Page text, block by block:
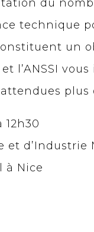
du
technique
un
l’ANSSI
plus
12h30
d’Industrie
à Nice